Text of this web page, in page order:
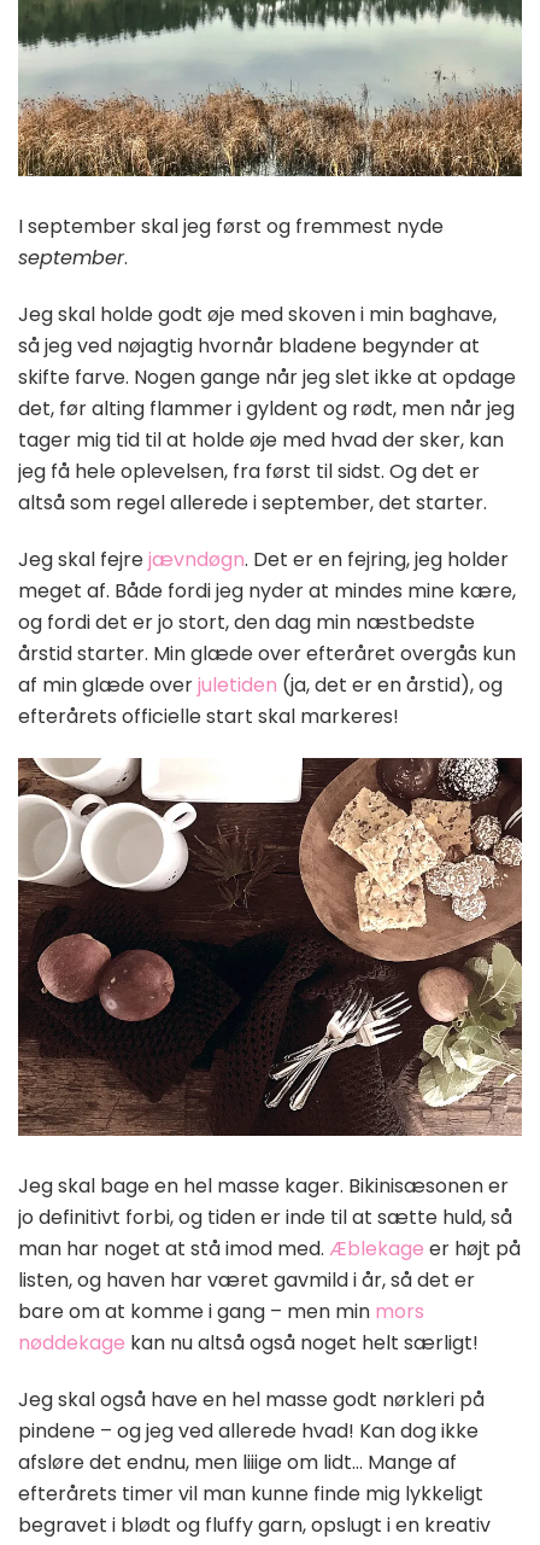
I september skal jeg først og fremmest nyde
september.
Jeg skal holde godt øje med skoven i min baghave,
så jeg ved nøjagtig hvornår bladene begynder at
skifte farve. Nogen gange når jeg slet ikke at opdage
det, før alting flammer i gyldent og rødt, men når jeg
tager mig tid til at holde øje med hvad der sker, kan
jeg få hele oplevelsen, fra først til sidst. Og det er
altså som regel allerede i september, det starter.
Jeg skal fejrejævndøgn. Det er en fejring, jeg holder
meget af. Både fordi jeg nyder at mindes mine kære,
og fordi det er jo stort, den dag min næstbedste
årstid starter. Min glæde over efteråret overgås kun
af min glæde overjuletiden (ja, det er en årstid), og
efterårets officielle start skal markeres!
Jeg skal bage en hel masse kager. Bikinisæsonen er
jo definitivt forbi, og tiden er inde til at sætte huld, så
man har noget at stå imod med. Æblekage er højt på
listen, og haven har været gavmild i år, så det er
bare om at komme i gang – men min mors
nøddekage kan nu altså også noget helt særligt!
Jeg skal også have en hel masse godt nørkleri på
pindene – og jeg ved allerede hvad! Kan dog ikke
afsløre det endnu, men liiige om lidt… Mange af
efterårets timer vil man kunne finde mig lykkeligt
begravet i blødt og fluffy garn, opslugt i en kreativ